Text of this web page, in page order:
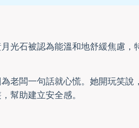
光石被認為能溫和地舒緩焦慮，
老闆一句話就心慌。她開玩笑說
幫助建立安全感。